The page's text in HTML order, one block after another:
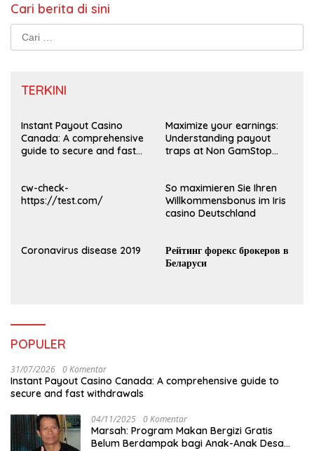
Cari berita di sini
Cari
untuk:
TERKINI
Instant Payout Casino
Canada: A comprehensive
guide to secure and fast
Maximize your earnings:
Understanding payout
traps at Non GamStop
cw-check-
https://test.com/
So maximieren Sie Ihren
Willkommensbonus im Iris
casino Deutschland
Coronavirus disease 2019
Рейтинг форекс брокеров в
Беларуси
POPULER
31/07/2026 0 Komentar
Instant Payout Casino Canada: A comprehensive guide to
secure and fast withdrawals
04/11/2025 0 Komentar
Marsah: Program Makan Bergizi Gratis
Belum Berdampak bagi Anak-Anak Desa